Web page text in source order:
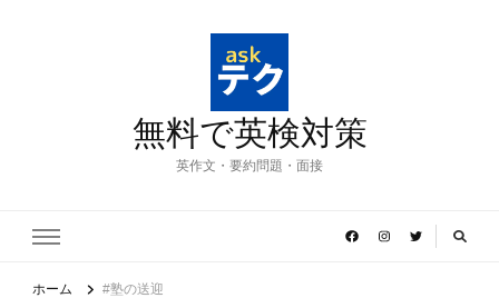
無料で英検対策
英作文・要約問題・面接
ホーム #塾の送迎